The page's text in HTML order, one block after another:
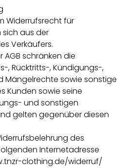
Widerrufsrecht für
aus der
Verkäufers.
AGB schränken die
, Rücktritts-, Kündigungs-,
Mängelrechte sowie sonstige
Kunden sowie seine
und sonstigen
gelten gegenüber diesen
des
Internetadresse
clothing.de/widerruf/